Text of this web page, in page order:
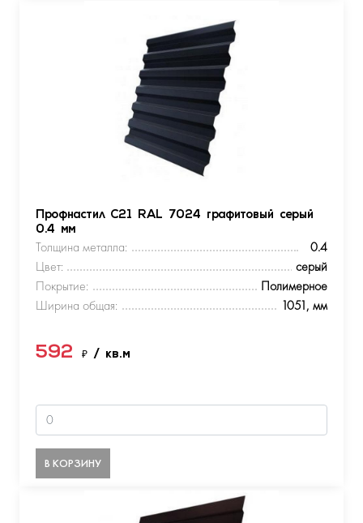
Профнастил С21 RAL 7024 графитовый серый
0.4 мм
Толщина металла:
0.4
Цвет:
серый
Покрытие:
Полимерное
Ширина общая:
1051, мм
592 ₽ / кв.м
В КОРЗИНУ